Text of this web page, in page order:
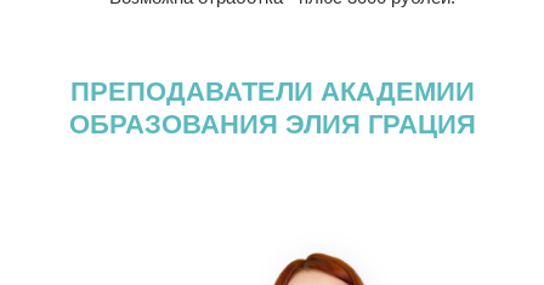
ПРЕПОДАВАТЕЛИ АКАДЕМИИ
ОБРАЗОВАНИЯ ЭЛИЯ ГРАЦИЯ